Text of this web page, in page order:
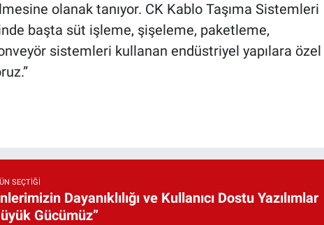
olanak tanıyor. CK Kablo Taşıma Sistemleri
başta süt işleme, şişeleme, paketleme,
sistemleri kullanan endüstriyel yapılara özel
SEÇTIĞI
Dayanıklılığı ve Kullanıcı Dostu Yazılımlar
Gücümüz”